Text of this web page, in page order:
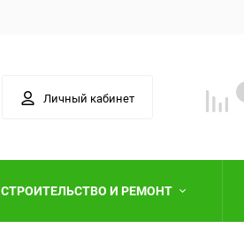
Личный кабинет
СТРОИТЕЛЬСТВО И РЕМОНТ